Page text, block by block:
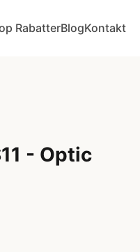
RabatterBlogKontakt
- Optic